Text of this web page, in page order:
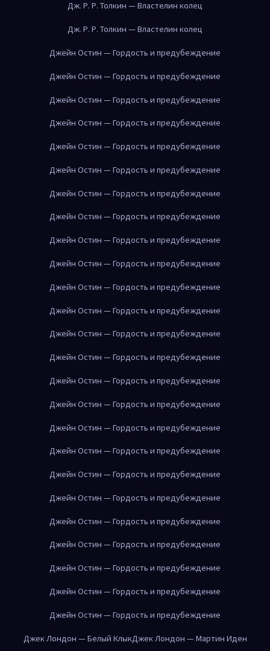
Дж. Р. Р. Толкин — Властелин колец
Дж. Р. Р. Толкин — Властелин колец
Джейн Остин — Гордость и предубеждение
Джейн Остин — Гордость и предубеждение
Джейн Остин — Гордость и предубеждение
Джейн Остин — Гордость и предубеждение
Джейн Остин — Гордость и предубеждение
Джейн Остин — Гордость и предубеждение
Джейн Остин — Гордость и предубеждение
Джейн Остин — Гордость и предубеждение
Джейн Остин — Гордость и предубеждение
Джейн Остин — Гордость и предубеждение
Джейн Остин — Гордость и предубеждение
Джейн Остин — Гордость и предубеждение
Джейн Остин — Гордость и предубеждение
Джейн Остин — Гордость и предубеждение
Джейн Остин — Гордость и предубеждение
Джейн Остин — Гордость и предубеждение
Джейн Остин — Гордость и предубеждение
Джейн Остин — Гордость и предубеждение
Джейн Остин — Гордость и предубеждение
Джейн Остин — Гордость и предубеждение
Джейн Остин — Гордость и предубеждение
Джейн Остин — Гордость и предубеждение
Джейн Остин — Гордость и предубеждение
Джейн Остин — Гордость и предубеждение
Джейн Остин — Гордость и предубеждение
Джек Лондон — Белый КлыкДжек Лондон — Мартин Иден